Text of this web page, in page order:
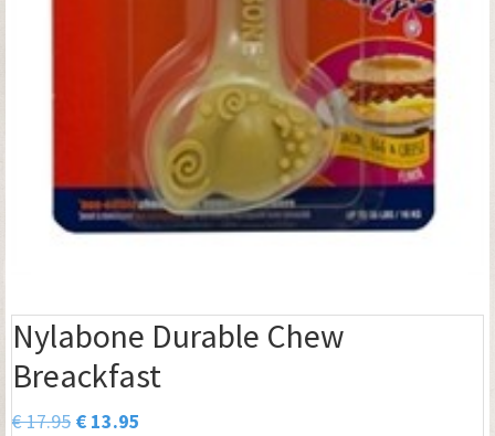
Nylabone Durable Chew
Breackfast
€17.95 Oorspronkelijke
€ 13.95